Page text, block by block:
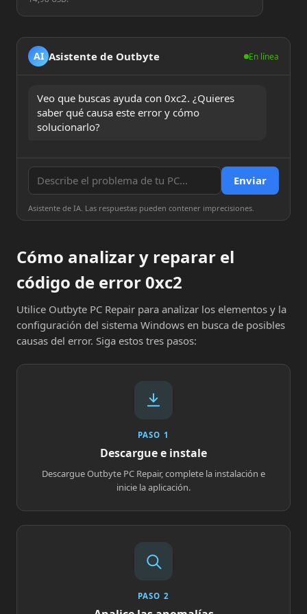
AI Asistente de Outbyte En línea
Veo que buscas ayuda con 0xc2. ¿Quieres
saber qué causa este error y cómo
solucionarlo?
Enviar
Asistente de IA. Las respuestas pueden contener imprecisiones.
Cómo analizar y reparar el
código de error 0xc2
Utilice Outbyte PC Repair para analizar los elementos y la
configuración del sistema Windows en busca de posibles
causas del error. Siga estos tres pasos:
PASO 1
Descargue e instale
Descargue Outbyte PC Repair, complete la instalación e
inicie la aplicación.
PASO 2